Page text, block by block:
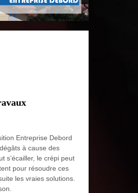
Entreprise Debord
à cause des
s’écailler, le crépi peut
pour résoudre ces
les vraies solutions.